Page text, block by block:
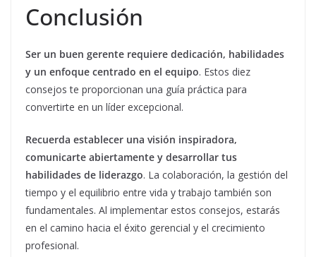
Conclusión
Ser un buen gerente requiere dedicación, habilidades
y un enfoque centrado en el equipo. Estos diez
consejos te proporcionan una guía práctica para
convertirte en un líder excepcional.
Recuerda establecer una visión inspiradora,
comunicarte abiertamente y desarrollar tus
habilidades de liderazgo. La colaboración, la gestión del
tiempo y el equilibrio entre vida y trabajo también son
fundamentales. Al implementar estos consejos, estarás
en el camino hacia el éxito gerencial y el crecimiento
profesional.